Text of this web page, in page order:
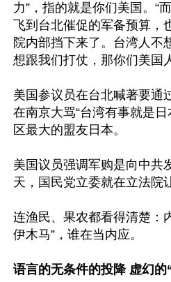
力”，指的就是你们美国。“
飞到台北催促的军备预算
院内部挡下来了。台湾人不
想跟我们打仗，那你们美国
美国参议员在台北喊著要通
在南京大骂“台湾有事就是
区最大的盟友日本。
美国议员强调军购是向中共
天，国民党立委就在立法院
连渔民、果农都看得清楚：
伊木马”，谁在当内应。
语言的无条件的投降 虚幻的